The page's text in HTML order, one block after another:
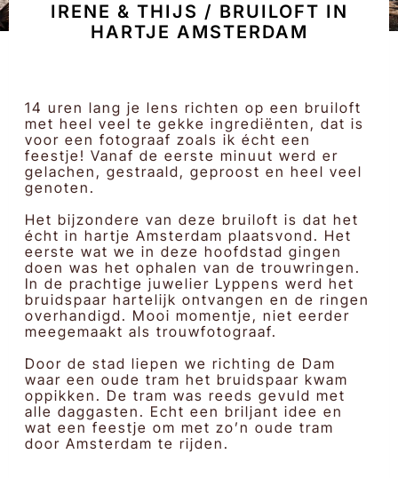
IRENE & THIJS / BRUILOFT IN
HARTJE AMSTERDAM
14 uren lang je lens richten op een bruiloft
met heel veel te gekke ingrediënten, dat is
voor een fotograaf zoals ik écht een
feestje! Vanaf de eerste minuut werd er
gelachen, gestraald, geproost en heel veel
genoten.
Het bijzondere van deze bruiloft is dat het
écht in hartje Amsterdam plaatsvond. Het
eerste wat we in deze hoofdstad gingen
doen was het ophalen van de trouwringen.
In de prachtige juwelier Lyppens werd het
bruidspaar hartelijk ontvangen en de ringen
overhandigd. Mooi momentje, niet eerder
meegemaakt als trouwfotograaf.
Door de stad liepen we richting de Dam
waar een oude tram het bruidspaar kwam
oppikken. De tram was reeds gevuld met
alle daggasten. Echt een briljant idee en
wat een feestje om met zo’n oude tram
door Amsterdam te rijden.